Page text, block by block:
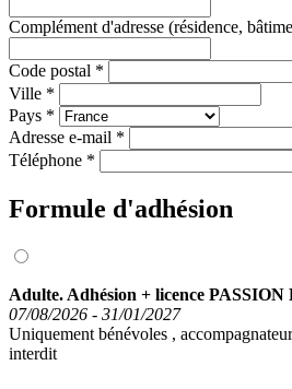
Complément d'adresse (résidence,
Code postal *
Ville *
Pays *
Adresse e-mail *
Téléphone *
Formule d'adhésion
Adulte. Adhésion + licence
07/08/2026 - 31/01/2027
Uniquement bénévoles ,
interdit